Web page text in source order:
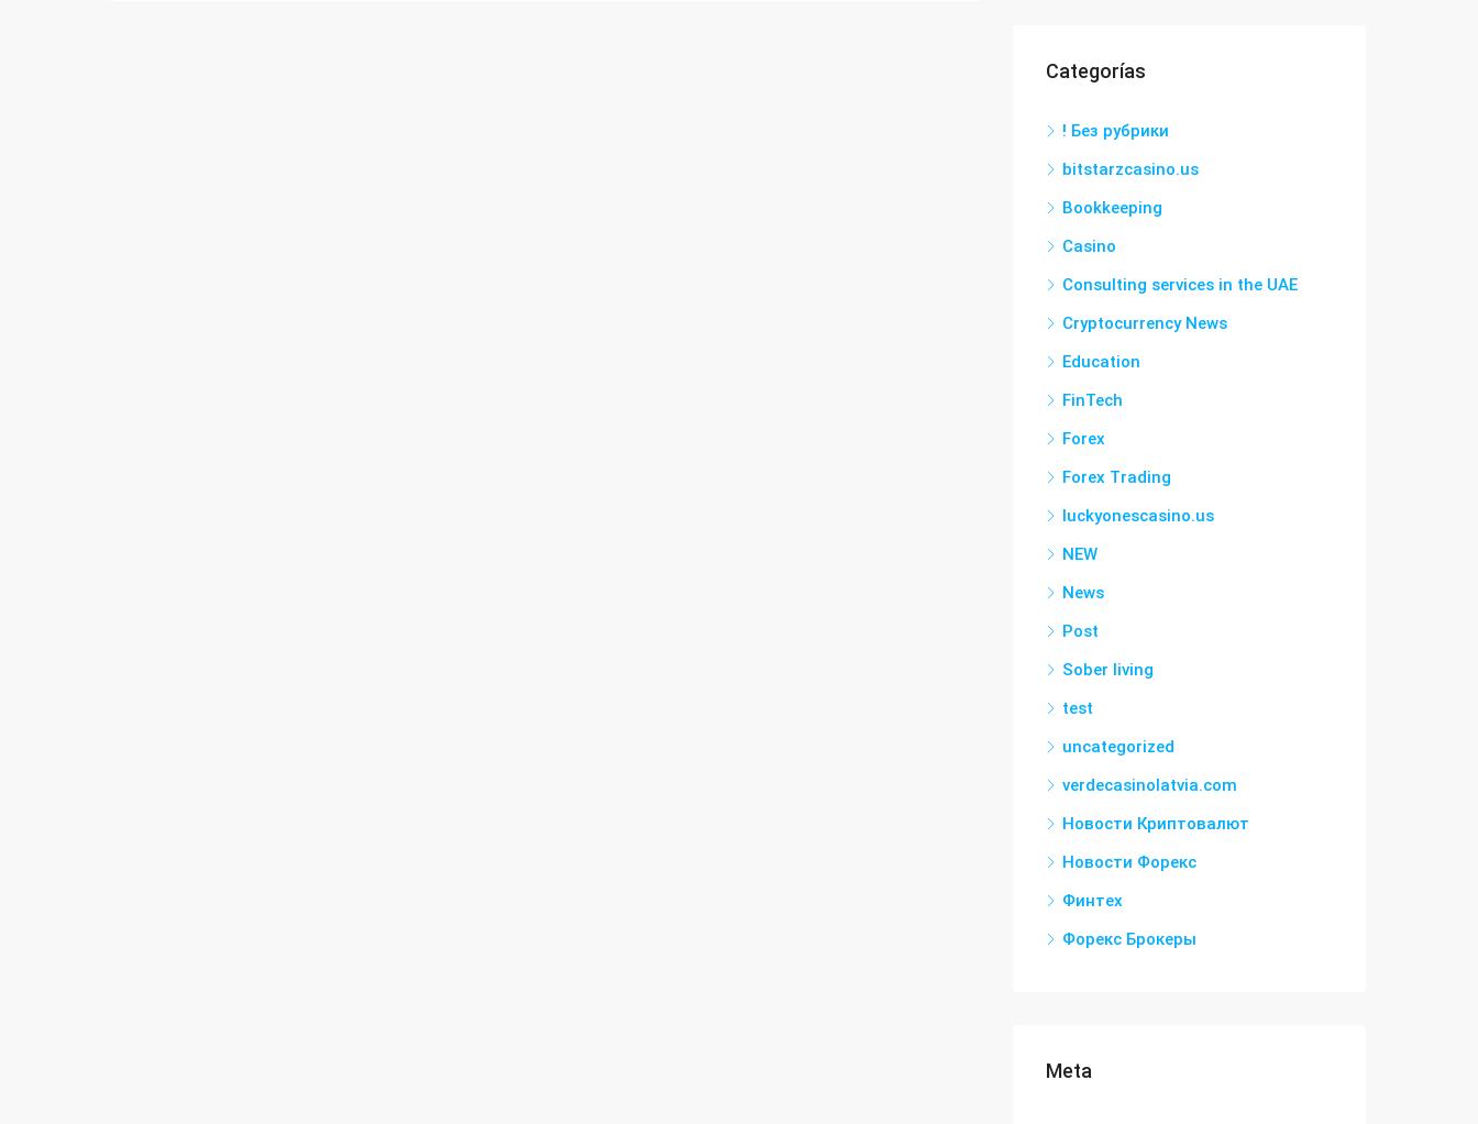
Categorías
! Без рубрики
bitstarzcasino.us
Bookkeeping
Casino
Consulting services in the UAE
Cryptocurrency News
Education
FinTech
Forex
Forex Trading
luckyonescasino.us
NEW
News
Post
Sober living
test
uncategorized
verdecasinolatvia.com
Новости Криптовалют
Новости Форекс
Финтех
Форекс Брокеры
Meta